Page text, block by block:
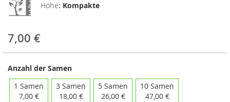
Höhe: Kompakte
7,00 €
Anzahl der Samen
1 Samen
7,00 €
3 Samen
18,00 €
5 Samen
26,00 €
10 Samen
47,00 €